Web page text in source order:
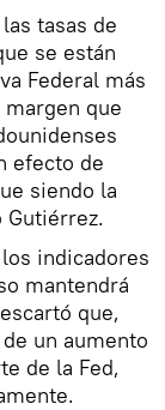
tasas de
se están
Federal más
que
efecto de
siendo la
Gutiérrez.
indicadores
mantendrá
que,
un aumento
de la Fed,